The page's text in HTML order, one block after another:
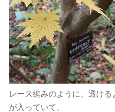
レース編みのように、透け
が入っていて、